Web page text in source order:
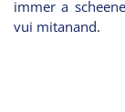
immer a
vui mitanand.